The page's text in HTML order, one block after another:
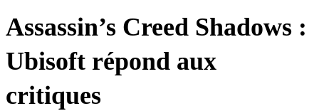
Assassin’s Creed Shadows :
Ubisoft répond aux
critiques